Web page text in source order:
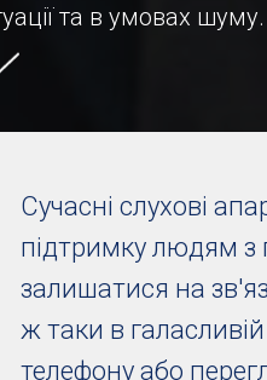
та в умовах шуму.
Сучасні слухові
підтримку людям з
залишатися на
ж таки в
телефону або